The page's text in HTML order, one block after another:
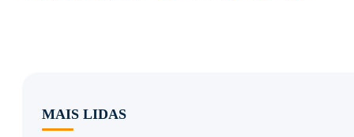
MAIS LIDAS